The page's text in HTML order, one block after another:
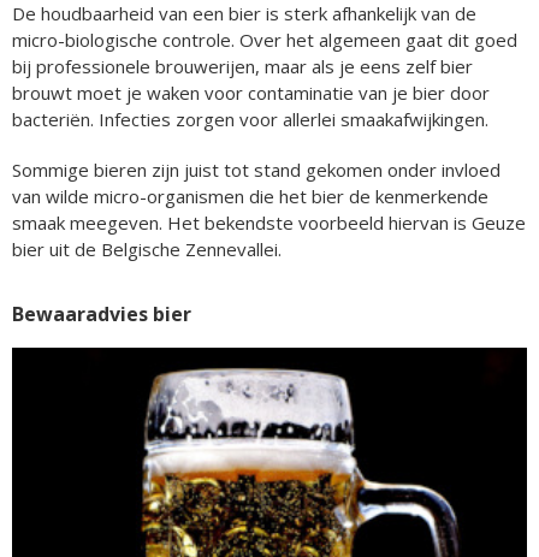
De houdbaarheid van een bier is sterk afhankelijk van de
micro-biologische controle. Over het algemeen gaat dit goed
bij professionele brouwerijen, maar als je eens zelf bier
brouwt moet je waken voor contaminatie van je bier door
bacteriën. Infecties zorgen voor allerlei smaakafwijkingen.
Sommige bieren zijn juist tot stand gekomen onder invloed
van wilde micro-organismen die het bier de kenmerkende
smaak meegeven. Het bekendste voorbeeld hiervan is Geuze
bier uit de Belgische Zennevallei.
Bewaaradvies bier